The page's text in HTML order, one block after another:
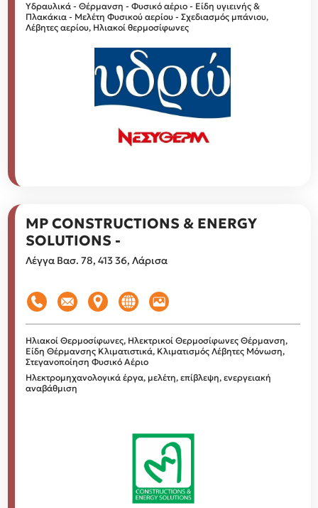
Υδραυλικά - Θέρμανση - Φυσικό αέριο - Είδη υγιεινής &
Πλακάκια - Μελέτη Φυσικού αερίου - Σχεδιασμός μπάνιου,
Λέβητες αερίου, Ηλιακοί θερμοσίφωνες
MP CONSTRUCTIONS & ENERGY
SOLUTIONS -
Λέγγα Βασ. 78, 413 36, Λάρισα
Ηλιακοί Θερμοσίφωνες, Ηλεκτρικοί Θερμοσίφωνες Θέρμανση,
Είδη Θέρμανσης Κλιματιστικά, Κλιματισμός Λέβητες Μόνωση,
Στεγανοποίηση Φυσικό Αέριο
Ηλεκτρομηχανολογικά έργα, μελέτη, επίβλεψη, ενεργειακή
αναβάθμιση